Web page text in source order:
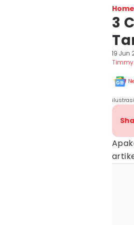
Home
3
19 Jun
Timmy